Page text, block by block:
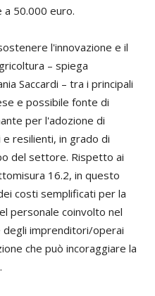
50.000 euro.
l'innovazione e il
– spiega
Saccardi – tra i principali
e possibile fonte di
per l'adozione di
resilienti, in grado di
del settore. Rispetto ai
16.2, in questo
costi semplificati per la
personale coinvolto nel
imprenditori/operai
che può incoraggiare la